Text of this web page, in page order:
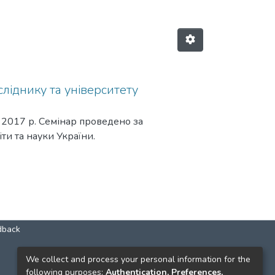
та університету
2017 р. Семінар проведено за
та науки України.
КОНТАКТИ
We collect and process your personal information for the
following purposes: Authentication, Preferences,